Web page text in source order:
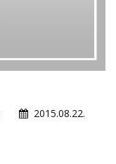
2015.08.22.